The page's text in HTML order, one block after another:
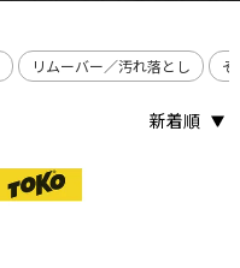
リムーバー／汚れ落とし
新着順